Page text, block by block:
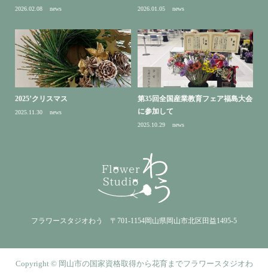
2026.02.08 news 2026.01.05 news
2025’クリスマス
2025.11.30 news
第35回全国産業教育フェア福島大会
に参加して
2025.10.29 news
フラワースタジオわう 〒701-1154岡山県岡山市北区田益1495-5
Copyright © 岡山市の国家資格取得から花育までフラワースタジオわ